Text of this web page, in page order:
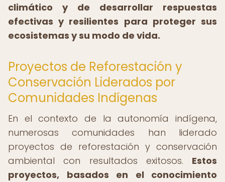
climático y de desarrollar respuestas
efectivas y resilientes para proteger sus
ecosistemas y su modo de vida.
Proyectos de Reforestación y
Conservación Liderados por
Comunidades Indígenas
En el contexto de la autonomía indígena,
numerosas comunidades han liderado
proyectos de reforestación y conservación
ambiental con resultados exitosos. Estos
proyectos, basados en el conocimiento